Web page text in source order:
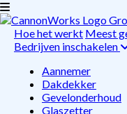
Hoe het werkt Meest
Bedrijven inschakelen
Aannemer
Dakdekker
Gevelonderhoud
Glaszetter